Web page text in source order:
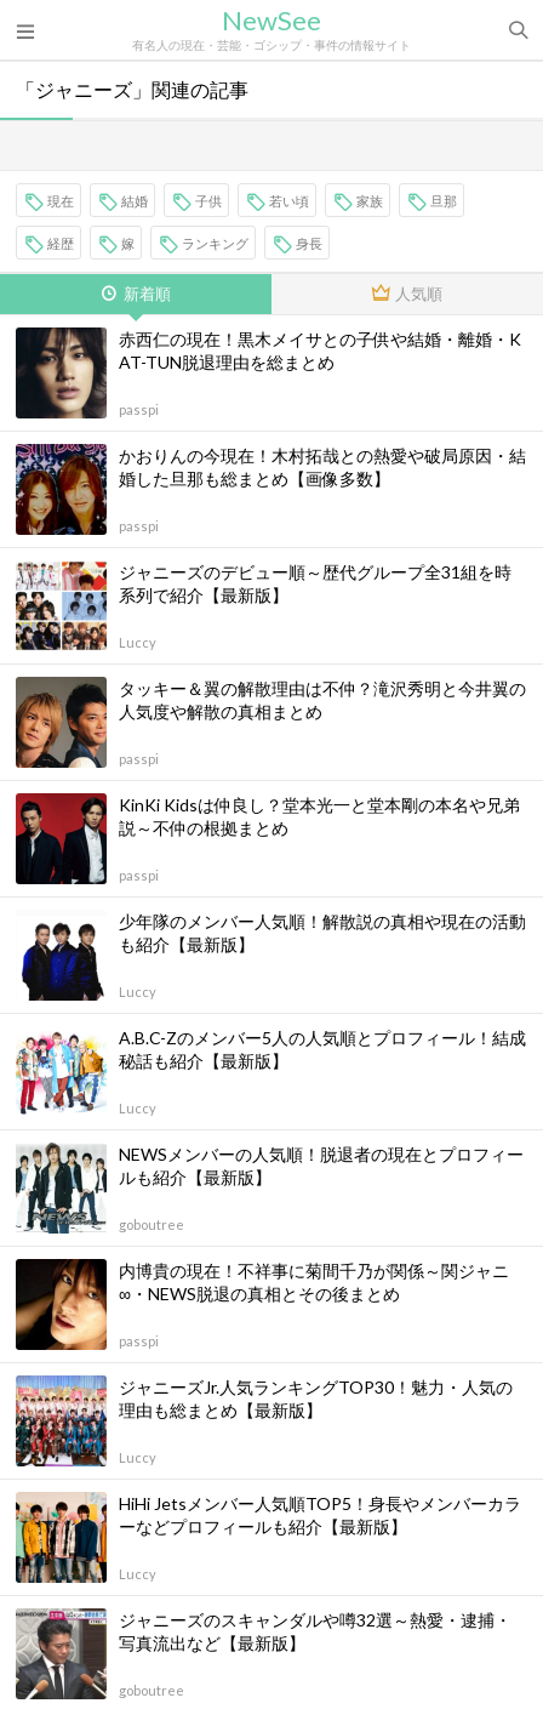
NewSee
有名人の現在・芸能・ゴシップ・事件の情報サイト
「ジャニーズ」関連の記事
現在 結婚 子供 若い頃 家族 旦那
経歴 嫁 ランキング 身長
新着順 人気順
赤西仁の現在！黒木メイサとの子供や結婚・離婚・K
AT-TUN脱退理由を総まとめ
passpi
かおりんの今現在！木村拓哉との熱愛や破局原因・結
婚した旦那も総まとめ【画像多数】
passpi
ジャニーズのデビュー順～歴代グループ全31組を時
系列で紹介【最新版】
Luccy
タッキー＆翼の解散理由は不仲？滝沢秀明と今井翼の
人気度や解散の真相まとめ
passpi
KinKi Kidsは仲良し？堂本光一と堂本剛の本名や兄弟
説～不仲の根拠まとめ
passpi
少年隊のメンバー人気順！解散説の真相や現在の活動
も紹介【最新版】
Luccy
A.B.C-Zのメンバー5人の人気順とプロフィール！結成
秘話も紹介【最新版】
Luccy
NEWSメンバーの人気順！脱退者の現在とプロフィー
ルも紹介【最新版】
goboutree
内博貴の現在！不祥事に菊間千乃が関係～関ジャニ
∞・NEWS脱退の真相とその後まとめ
passpi
ジャニーズJr.人気ランキングTOP30！魅力・人気の
理由も総まとめ【最新版】
Luccy
HiHi Jetsメンバー人気順TOP5！身長やメンバーカラ
ーなどプロフィールも紹介【最新版】
Luccy
ジャニーズのスキャンダルや噂32選～熱愛・逮捕・
写真流出など【最新版】
goboutree